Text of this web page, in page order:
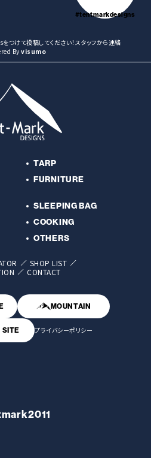
#tentmarkdesigns
けて投稿してください！スタッフから連絡
By visumo
TARP
FURNITURE
SLEEPING BAG
COOKING
OTHERS
SHOP LIST
CONTACT
MOUNTAIN
SITE プライバシーポリシー